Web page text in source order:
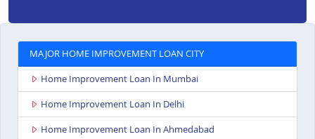
MAJOR HOME IMPROVEMENT LOAN CITY
Home Improvement Loan In Mumbai
Home Improvement Loan In Delhi
Home Improvement Loan In Ahmedabad